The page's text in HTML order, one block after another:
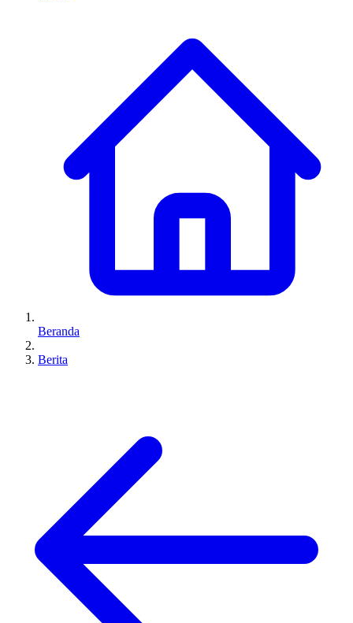
Beranda
Berita